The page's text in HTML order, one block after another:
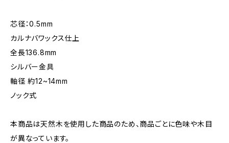
芯径：0.5mm
カルナバワックス仕上
全長136.8mm
シルバー金具
軸径 約12~14mm
ノック式
本商品は天然木を使用した商品のため、商品ごとに色味や木目
が異なっています。